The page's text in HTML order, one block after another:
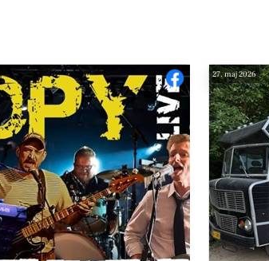
27. maj 2026